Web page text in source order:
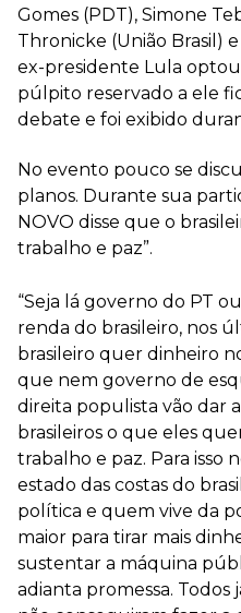
Gomes (PDT), Simone
Thronicke (União Brasil)
ex-presidente Lula
púlpito reservado a ele
debate e foi exibido
No evento pouco se
planos. Durante sua
NOVO disse que o
trabalho e paz”.
“Seja lá governo do PT
renda do brasileiro, nos
brasileiro quer dinheiro
que nem governo de
direita populista vão dar
brasileiros o que eles
trabalho e paz. Para isso
estado das costas do
política e quem vive da
maior para tirar mais
sustentar a máquina
adianta promessa. Todos